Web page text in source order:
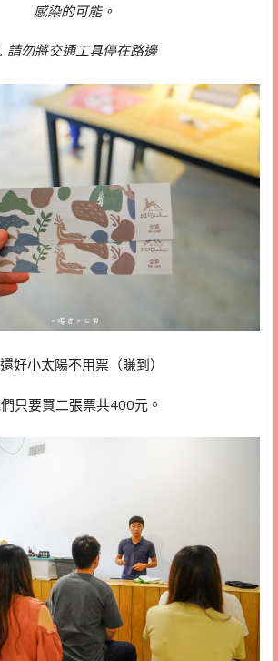
感染的可能。
請勿將交通工具停在路邊
好小太陽不用票（賺到）
只要買二張票共400元。